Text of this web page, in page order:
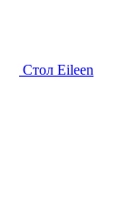
Стол Eileen